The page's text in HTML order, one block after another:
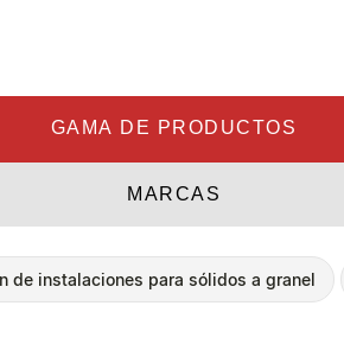
GAMA DE PRODUCTOS
MARCAS
de instalaciones para sólidos a granel